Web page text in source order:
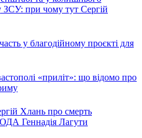
ЗСУ: при чому тут Сергій
у благодійному проєкті для
«приліт»: що відомо про
Хлань про смерть
ОДА Геннадія Лагути